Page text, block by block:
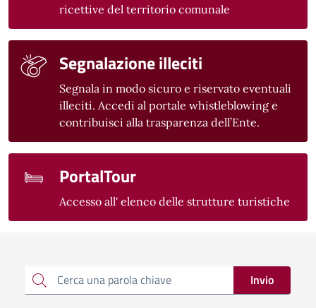
ricettive del territorio comunale
Segnalazione illeciti
Segnala in modo sicuro e riservato eventuali
illeciti. Accedi al portale whistleblowing e
contribuisci alla trasparenza dell’Ente.
PortalTour
Accesso all' elenco delle strutture turistiche
Cerca una parola chiave Invio